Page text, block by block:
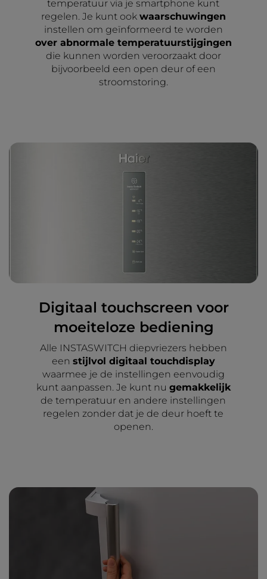
temperatuur via je smartphone kunt
regelen. Je kunt ook waarschuwingen
instellen om geïnformeerd te worden
over abnormale temperatuurstijgingen
die kunnen worden veroorzaakt door
bijvoorbeeld een open deur of een
stroomstoring.
Digitaal touchscreen voor
moeiteloze bediening
Alle INSTASWITCH diepvriezers hebben
een stijlvol digitaal touchdisplay
waarmee je de instellingen eenvoudig
kunt aanpassen. Je kunt nu gemakkelijk
de temperatuur en andere instellingen
regelen zonder dat je de deur hoeft te
openen.